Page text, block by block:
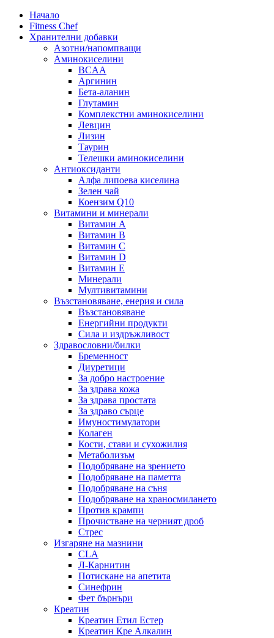
Начало
Fitness Chef
Хранителни добавки
Азотни/напомпващи
Аминокиселини
BCAA
Аргинин
Бета-аланин
Глутамин
Комплекстни аминокиселини
Левцин
Лизин
Таурин
Телешки аминокиселини
Антиоксиданти
Алфа липоева киселина
Зелен чай
Коензим Q10
Витамини и минерали
Витамин А
Витамин B
Витамин C
Витамин D
Витамин E
Минерали
Мултивитамини
Възстановяване, енерия и сила
Възстановяване
Енергийни продукти
Сила и издръжливост
Здравословни/билки
Бременност
Диуретици
За добро настроение
За здрава кожа
За здрава простата
За здраво сърце
Имуностимулатори
Колаген
Кости, стави и сухожилия
Метаболизъм
Подобряване на зрението
Подобряване на паметта
Подобряване на съня
Подобряване на храносмилането
Против крампи
Прочистване на черният дроб
Стрес
Изгаряне на мазнини
CLA
Л-Карнитин
Потискане на апетита
Синефрин
Фет бърнъри
Креатин
Креатин Етил Естер
Креатин Кре Алкалин